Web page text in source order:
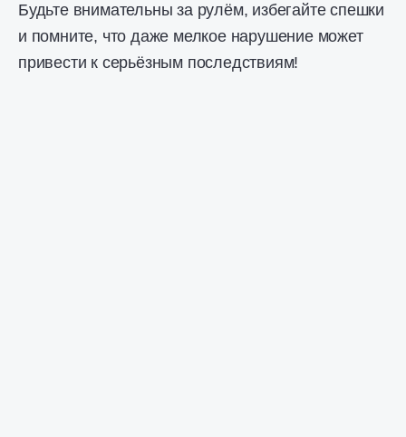
Будьте внимательны за рулём, избегайте спешки
и помните, что даже мелкое нарушение может
привести к серьёзным последствиям!